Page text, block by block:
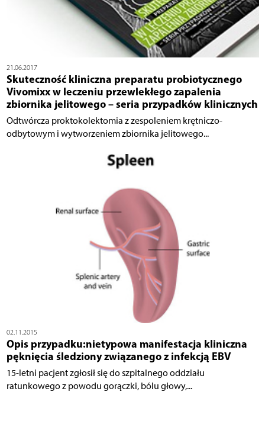
21.06.2017
Skuteczność kliniczna preparatu probiotycznego
Vivomixx w leczeniu przewlekłego zapalenia
zbiornika jelitowego – seria przypadków klinicznych
Odtwórcza proktokolektomia z zespoleniem krętniczo-
odbytowym i wytworzeniem zbiornika jelitowego...
02.11.2015
Opis przypadku:nietypowa manifestacja kliniczna
pęknięcia śledziony związanego z infekcją EBV
15-letni pacjent zgłosił się do szpitalnego oddziału
ratunkowego z powodu gorączki, bólu głowy,...